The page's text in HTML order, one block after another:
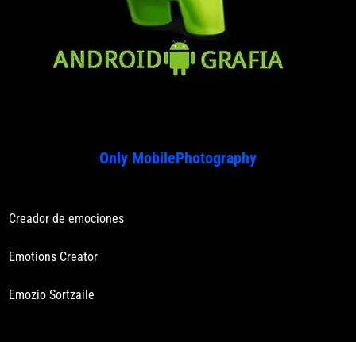
Only MobilePhotography
Creador de emociones
Emotions Creator
Emozio Sortzaile